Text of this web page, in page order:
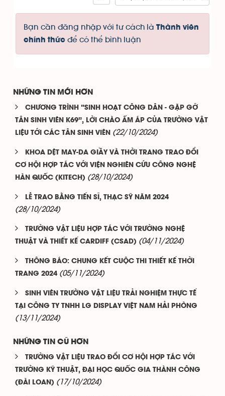
Bạn cần đăng nhập với tư cách là Thành viên
chính thức để có thể bình luận
NHỮNG TIN MỚI HƠN
CHƯƠNG TRÌNH “SINH HOẠT CÔNG DÂN - GẶP GỠ
TÂN SINH VIÊN K69”, LỜI CHÀO ẤM ÁP CỦA TRƯỜNG VẬT
LIỆU TỚI CÁC TÂN SINH VIÊN
(22/10/2024)
KHOA DỆT MAY-DA GIẦY VÀ THỜI TRANG TRAO ĐỔI
CƠ HỘI HỢP TÁC VỚI VIỆN NGHIÊN CỨU CÔNG NGHỆ
HÀN QUỐC (KITECH) (28/10/2024)
LỄ TRAO BẰNG TIẾN SĨ, THẠC SỸ NĂM 2024
(28/10/2024)
TRƯỜNG VẬT LIỆU HỢP TÁC VỚI TRƯỜNG NGHỆ
THUẬT VÀ THIẾT KẾ CARDIFF (CSAD) (04/11/2024)
THÔNG BÁO: CHUNG KẾT CUỘC THI THIẾT KẾ THỜI
TRANG 2024 (05/11/2024)
SINH VIÊN TRƯỜNG VẬT LIỆU TRẢI NGHIỆM THỰC TẾ
TẠI CÔNG TY TNHH LG DISPLAY VIỆT NAM HẢI PHÒNG
(13/11/2024)
NHỮNG TIN CŨ HƠN
TRƯỜNG VẬT LIỆU TRAO ĐỔI CƠ HỘI HỢP TÁC VỚI
TRƯỜNG KỸ THUẬT, ĐẠI HỌC QUỐC GIA THÀNH CÔNG
(ĐÀI LOAN) (17/10/2024)